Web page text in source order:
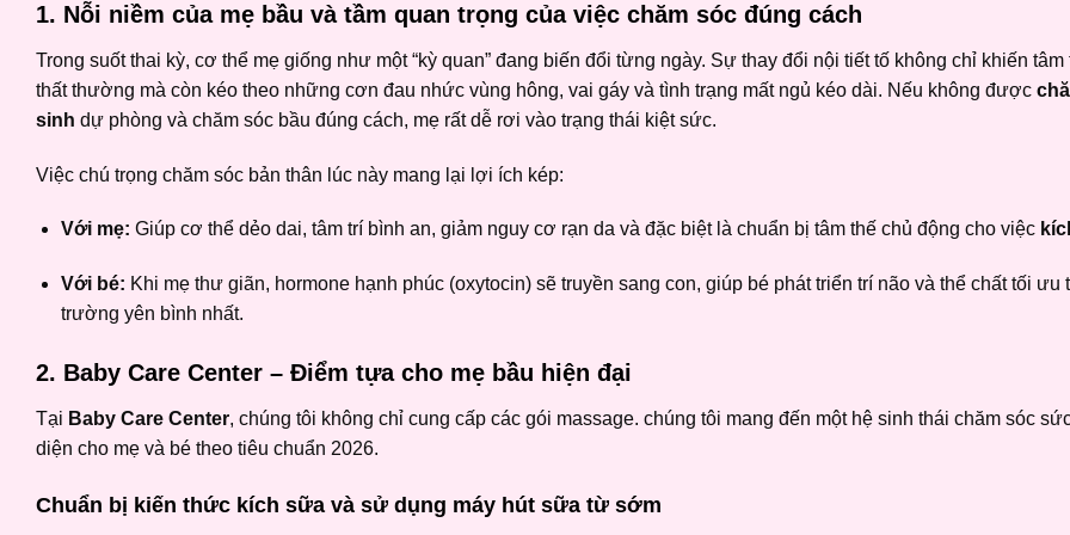
1. Nỗi niềm của mẹ bầu và tầm quan trọng của việc chăm sóc đúng cách
Trong suốt thai kỳ, cơ thể mẹ giống như một “kỳ quan” đang biến đổi từng ngày. Sự thay đổi nội tiết tố không chỉ khiến tâm
thất thường mà còn kéo theo những cơn đau nhức vùng hông, vai gáy và tình trạng mất ngủ kéo dài. Nếu không được
sinh dự phòng và chăm sóc bầu đúng cách, mẹ rất dễ rơi vào trạng thái kiệt sức.
Việc chú trọng chăm sóc bản thân lúc này mang lại lợi ích kép:
Với mẹ: Giúp cơ thể dẻo dai, tâm trí bình an, giảm nguy cơ rạn da và đặc biệt là chuẩn bị tâm thế chủ động cho việc
Với bé: Khi mẹ thư giãn, hormone hạnh phúc (oxytocin) sẽ truyền sang con, giúp bé phát triển trí não và thể chất tối ưu
trường yên bình nhất.
2. Baby Care Center – Điểm tựa cho mẹ bầu hiện đại
Tại Baby Care Center, chúng tôi không chỉ cung cấp các gói massage. chúng tôi mang đến một hệ sinh thái chăm sóc
diện cho mẹ và bé theo tiêu chuẩn 2026.
Chuẩn bị kiến thức kích sữa và sử dụng máy hút sữa từ sớm